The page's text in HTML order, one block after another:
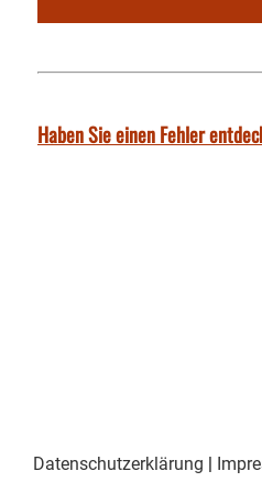
Haben Sie einen Fehler
Datenschutzerklärung |